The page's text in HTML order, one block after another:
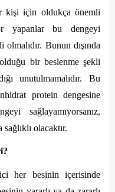
kişi için oldukça önemli
yapanlar bu dengeyi
Bunun dışında
bir beslenme şekli
unutulmamalıdır. Bu
protein dengesine
sağlayamıyorsanız,
olacaktır.
her besinin içerisinde